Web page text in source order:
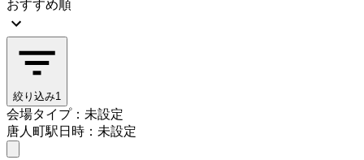
おすすめ順
絞り込み1
会場タイプ：未設定
唐人町駅日時：未設定